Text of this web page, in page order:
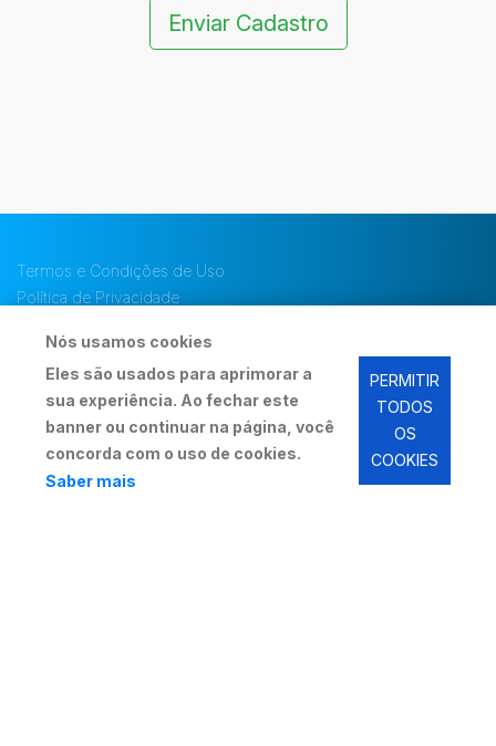
Nós usamos cookies
Eles são usados para aprimorar a
sua experiência. Ao fechar este
banner ou continuar na página, você
concorda com o uso de cookies.
Saber mais
PERMITIR
TODOS
OS
COOKIES
Enviar Cadastro
Termos e Condições de Uso
Política de Privacidade
Política de Uso de Cookies
Copyright © 2026 - Rede Cred Auto